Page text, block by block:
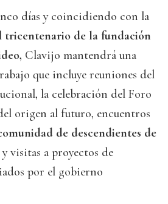
días y coincidiendo con la
tricentenario de la fundación
Clavijo mantendrá una
que incluye reuniones del
la celebración del Foro
origen al futuro, encuentros
de descendientes de
y visitas a proyectos de
por el gobierno